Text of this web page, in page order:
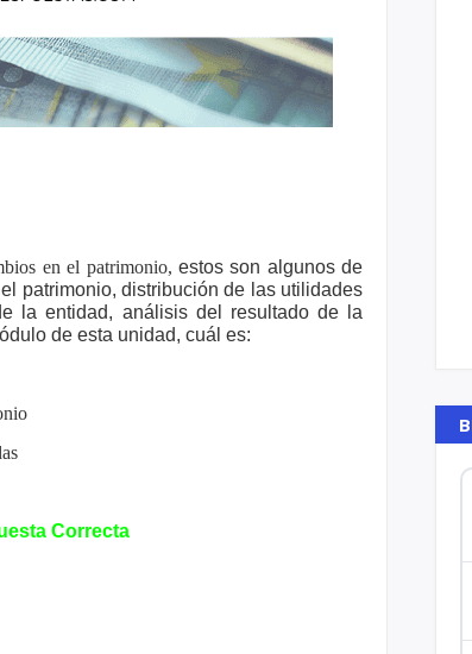
en el patrimonio,estos son algunos de
patrimonio, distribución de las utilidades
la entidad, análisis del resultado de la
de esta unidad, cuál es:
Correcta